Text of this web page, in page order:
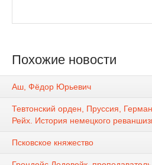
Похожие новости
Аш, Фёдор Юрьевич
Тевтонский орден, Пруссия,
Рейх. История немецкого
Псковское княжество